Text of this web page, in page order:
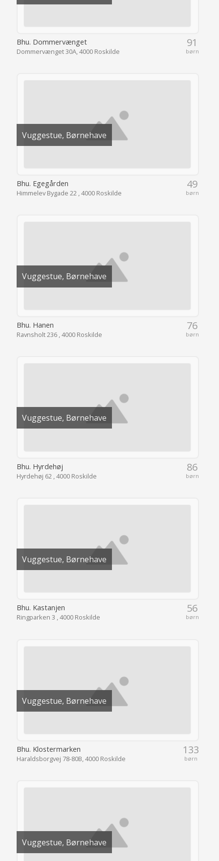
91
børn
Bhu. Dommervænget
Dommervænget 30A, 4000 Roskilde
Vuggestue, Børnehave
49
børn
Bhu. Egegården
Himmelev Bygade 22 , 4000 Roskilde
Vuggestue, Børnehave
76
børn
Bhu. Hanen
Ravnsholt 236 , 4000 Roskilde
Vuggestue, Børnehave
86
børn
Bhu. Hyrdehøj
Hyrdehøj 62 , 4000 Roskilde
Vuggestue, Børnehave
56
børn
Bhu. Kastanjen
Ringparken 3 , 4000 Roskilde
Vuggestue, Børnehave
133
børn
Bhu. Klostermarken
Haraldsborgvej 78-80B, 4000 Roskilde
Vuggestue, Børnehave